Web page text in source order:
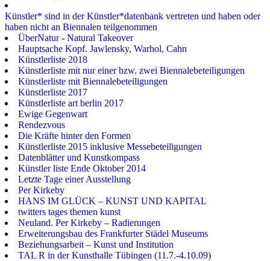
Künstler* sind in der Künstler*datenbank vertreten und haben oder
haben nicht an Biennalen teilgenommen
ÜberNatur - Natural Takeover
Hauptsache Kopf. Jawlensky, Warhol, Cahn
Künstlerliste 2018
Künstlerliste mit nur einer bzw. zwei Biennalebeteiligungen
Künstlerliste mit Biennalebeteiligungen
Künstlerliste 2017
Künstlerliste art berlin 2017
Ewige Gegenwart
Rendezvous
Die Kräfte hinter den Formen
Künstlerliste 2015 inklusive Messebeteiligungen
Datenblätter und Kunstkompass
Künstler liste Ende Oktober 2014
Letzte Tage einer Ausstellung
Per Kirkeby
HANS IM GLÜCK – KUNST UND KAPITAL
twitters tages themen kunst
Neuland. Per Kirkeby – Radierungen
Erweiterungsbau des Frankfurter Städel Museums
Beziehungsarbeit – Kunst und Institution
TAL R in der Kunsthalle Tübingen (11.7.-4.10.09)